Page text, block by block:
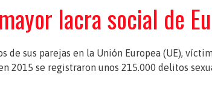
lacra social de
sus parejas en la Unión Europea (UE),
2015 se registraron unos 215.000 delitos